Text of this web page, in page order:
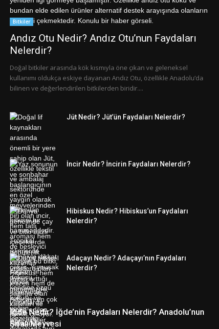
Bitkiler
Andız Otu Nedir? Andız Otu’nun Faydaları
Nelerdir?
Doğal bitkiler arasında kök kısmıyla öne çıkan ve geleneksel
kullanımı oldukça eskiye dayanan Andız Otu, özellikle Anadolu’da
bilinen ve değerlendirilen bitkilerden biridir....
Jüt Nedir? Jüt’ün Faydaları Nelerdir?
İncir Nedir? İncirin Faydaları Nelerdir?
Hibiskus Nedir? Hibiskus’un Faydaları
Nelerdir?
Adaçayı Nedir? Adaçayı’nın Faydaları
Nelerdir?
İğde Nedir? İğde’nin Faydaları Nelerdir? Anadolu’nun
Şifalı Meyvesi